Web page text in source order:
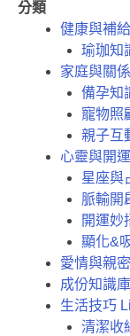
分類
健康與補
瑜珈知
家庭與關
備孕知
寵物照
親子互
心靈與開
星座與
脈輸開
開運妙
顯化&
愛情與親
成份知識
生活技巧
清潔收